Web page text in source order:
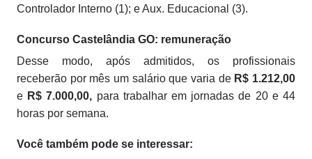
Controlador Interno (1); e Aux. Educacional (3).
Concurso Castelândia GO: remuneração
Desse modo, após admitidos, os profissionais
receberão por mês um salário que varia de R$ 1.212,00
e R$ 7.000,00, para trabalhar em jornadas de 20 e 44
horas por semana.
Você também pode se interessar: